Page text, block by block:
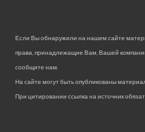
Если Вы обнаружили на нашем сайте
права, принадлежащие Вам, Вашей
сообщите нам.
На сайте могут быть опубликованы
При цитировании ссылка на источник